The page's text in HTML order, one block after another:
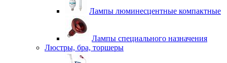
Лампы люминесцентные компактные
Лампы специального назначения
Люстры, бра, торшеры